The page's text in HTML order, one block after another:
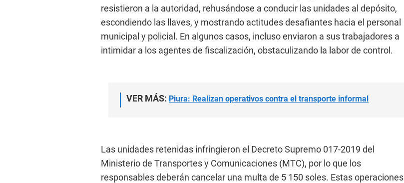
resistieron a la autoridad, rehusándose a conducir las unidades al depósito,
escondiendo las llaves, y mostrando actitudes desafiantes hacia el personal
municipal y policial. En algunos casos, incluso enviaron a sus trabajadores a
intimidar a los agentes de fiscalización, obstaculizando la labor de control.
VER MÁS: Piura: Realizan operativos contra el transporte informal
Las unidades retenidas infringieron el Decreto Supremo 017-2019 del
Ministerio de Transportes y Comunicaciones (MTC), por lo que los
responsables deberán cancelar una multa de 5 150 soles. Estas operaciones